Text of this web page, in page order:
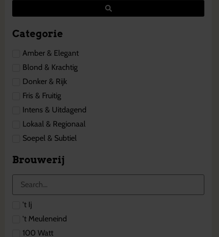
Categorie
Amber & Elegant
Blond & Krachtig
Donker & Rijk
Fris & Fruitig
Intens & Uitdagend
Lokaal & Regionaal
Soepel & Subtiel
Brouwerij
't Ij
't Meuleneind
100 Watt